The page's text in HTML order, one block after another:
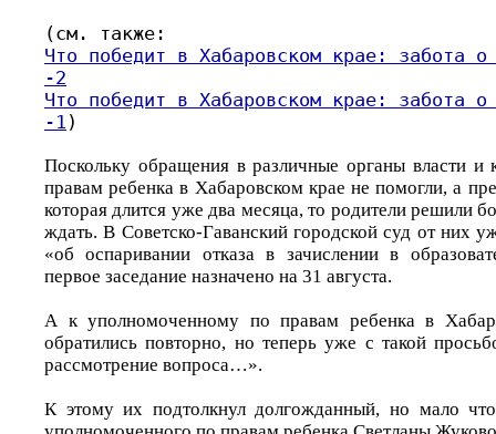
(см. также:
Что победит в Хабаровском крае: забота о
-2
Что победит в Хабаровском крае: забота о
-1 )
Поскольку обращения в различные органы власти
правам ребенка в Хабаровском крае не помогли, а
которая длится уже два месяца, то родители решили
ждать. В Советско-Гаванский городской суд от них
«об оспаривании отказа в зачислении в
первое заседание назначено на 31 августа.
А к уполномоченному по правам ребенка в
обратились повторно, но теперь уже с такой
рассмотрение вопроса…».
К этому их подтолкнул долгожданный, но мало